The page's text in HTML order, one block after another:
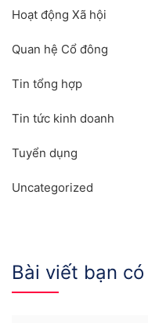
Hoạt động Xã hội
Quan hệ Cổ đông
Tin tổng hợp
Tin tức kinh doanh
Tuyển dụng
Uncategorized
Bài viết bạn